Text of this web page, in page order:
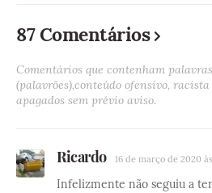
87 Comentários
Comentários que contenham
(palavrões),conteúdo ofensivo,
apagados sem prévio aviso.
Ricardo 16 de março de 2020 às
Infelizmente não seguiu a